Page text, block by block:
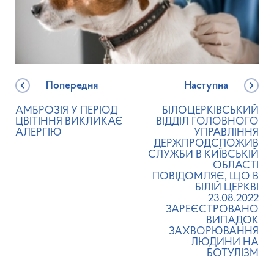
Попередня
АМБРОЗІЯ У ПЕРІОД
ЦВІТІННЯ ВИКЛИКАЄ
АЛЕРГІЮ
Наступна
БІЛОЦЕРКІВСЬКИЙ
ВІДДІЛ ГОЛОВНОГО
УПРАВЛІННЯ
ДЕРЖПРОДСПОЖИВ
СЛУЖБИ В КИЇВСЬКІЙ
ОБЛАСТІ
ПОВІДОМЛЯЄ, ЩО В
БІЛІЙ ЦЕРКВІ
23.08.2022
ЗАРЕЄСТРОВАНО
ВИПАДОК
ЗАХВОРЮВАННЯ
ЛЮДИНИ НА
БОТУЛІЗМ